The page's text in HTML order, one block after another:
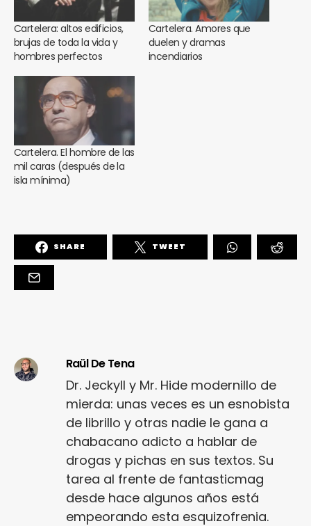
Cartelera: altos edificios,
brujas de toda la vida y
hombres perfectos
Cartelera. Amores que
duelen y dramas
incendiarios
Cartelera. El hombre de las
mil caras (después de la
isla mínima)
SHARE TWEET
Raül De Tena
Dr. Jeckyll y Mr. Hide modernillo de
mierda: unas veces es un esnobista
de librillo y otras nadie le gana a
chabacano adicto a hablar de
drogas y pichas en sus textos. Su
tarea al frente de fantasticmag
desde hace algunos años está
empeorando esta esquizofrenia.